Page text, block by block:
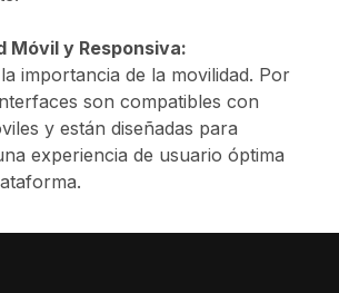
Móvil y Responsiva:
importancia de la movilidad. Por
son compatibles con
y están diseñadas para
experiencia de usuario óptima